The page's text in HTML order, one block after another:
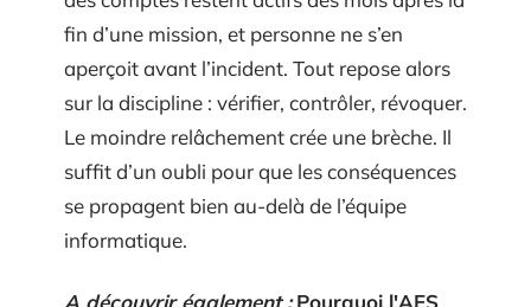
fin d’une mission, et personne ne s’en
aperçoit avant l’incident. Tout repose alors
sur la discipline : vérifier, contrôler, révoquer.
Le moindre relâchement crée une brèche. Il
suffit d’un oubli pour que les conséquences
se propagent bien au-delà de l’équipe
informatique.
A découvrir également : Pourquoi l'AES